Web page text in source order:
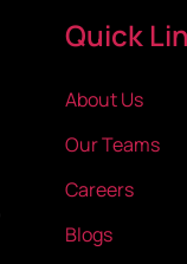
Quick
About Us
Our Teams
Careers
Blogs